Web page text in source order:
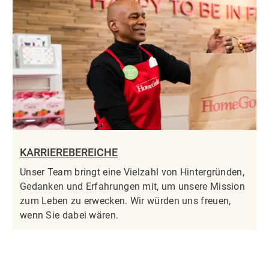
KARRIEREBEREICHE
Unser Team bringt eine Vielzahl von Hintergründen,
Gedanken und Erfahrungen mit, um unsere Mission
zum Leben zu erwecken. Wir würden uns freuen,
wenn Sie dabei wären.